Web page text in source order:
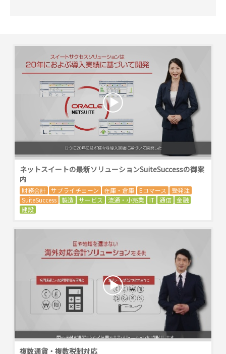
ネットスイートの最新ソリューションSuiteSuccessの御案
内
財務会計 サプライチェーン 在庫・倉庫 Eコマース
受発注
SuiteSuccess 製造 サービス 流通・小売業 IT 通信 金融
建設
複数通貨・複数税制対応